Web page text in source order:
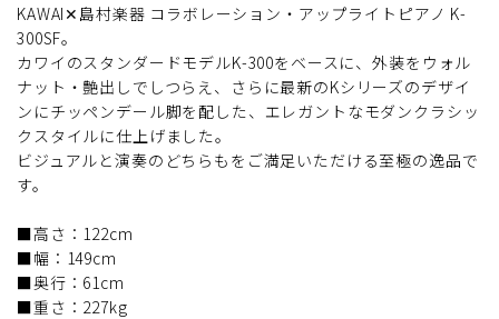
KAWAI✕島村楽器 コラボレーション・アップライトピアノ K-
300SF。
カワイのスタンダードモデルK-300をベースに、外装をウォル
ナット・艶出しでしつらえ、さらに最新のKシリーズのデザイ
ンにチッペンデール脚を配した、エレガントなモダンクラシッ
クスタイルに仕上げました。
ビジュアルと演奏のどちらもをご満足いただける至極の逸品で
す。
■高さ：122cm
■幅：149cm
■奥行：61cm
■重さ：227kg